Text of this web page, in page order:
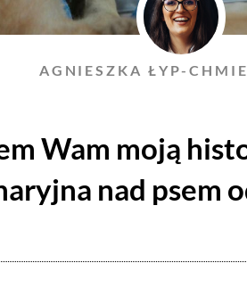
AGNIESZKA ŁYP-
Wam moją
nad psem